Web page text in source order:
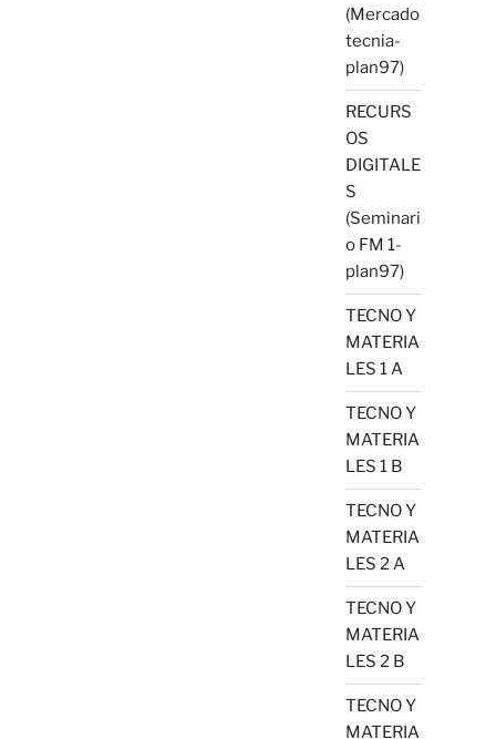
(Mercado
tecnia-
plan97)
RECURS
OS
DIGITALE
S
(Seminari
o FM 1-
plan97)
TECNO Y
MATERIA
LES 1 A
TECNO Y
MATERIA
LES 1 B
TECNO Y
MATERIA
LES 2 A
TECNO Y
MATERIA
LES 2 B
TECNO Y
MATERIA